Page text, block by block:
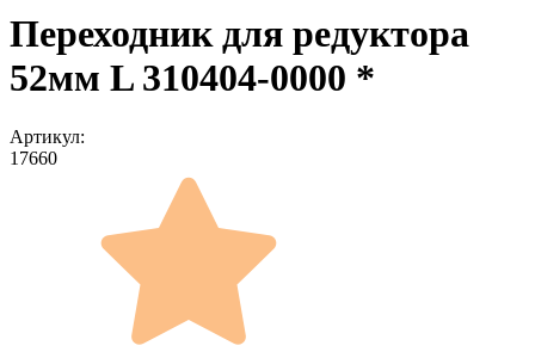
Переходник для редуктора
52мм L 310404-0000 *
Артикул:
17660